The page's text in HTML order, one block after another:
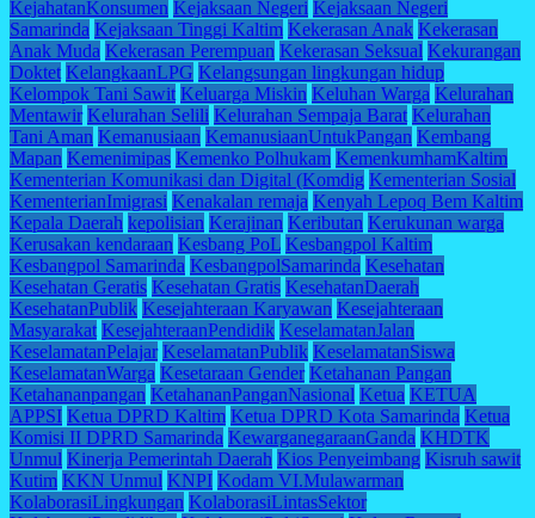
KejahatanKonsumen Kejaksaan Negeri Kejaksaan Negeri
Samarinda Kejaksaan Tinggi Kaltim Kekerasan Anak Kekerasan
Anak Muda Kekerasan Perempuan Kekerasan Seksual Kekurangan
Doktet KelangkaanLPG Kelangsungan lingkungan hidup
Kelompok Tani Sawit Keluarga Miskin Keluhan Warga Kelurahan
Mentawir Kelurahan Selili Kelurahan Sempaja Barat Kelurahan
Tani Aman Kemanusiaan KemanusiaanUntukPangan Kembang
Mapan Kemenimipas Kemenko Polhukam KemenkumhamKaltim
Kementerian Komunikasi dan Digital (Komdig Kementerian Sosial
KementerianImigrasi Kenakalan remaja Kenyah Lepoq Bem Kaltim
Kepala Daerah kepolisian Kerajinan Keributan Kerukunan warga
Kerusakan kendaraan Kesbang PoL Kesbangpol Kaltim
Kesbangpol Samarinda KesbangpolSamarinda Kesehatan
Kesehatan Geratis Kesehatan Gratis KesehatanDaerah
KesehatanPublik Kesejahteraan Karyawan Kesejahteraan
Masyarakat KesejahteraanPendidik KeselamatanJalan
KeselamatanPelajar KeselamatanPublik KeselamatanSiswa
KeselamatanWarga Kesetaraan Gender Ketahanan Pangan
Ketahananpangan KetahananPanganNasional Ketua KETUA
APPSI Ketua DPRD Kaltim Ketua DPRD Kota Samarinda Ketua
Komisi II DPRD Samarinda KewarganegaraanGanda KHDTK
Unmul Kinerja Pemerintah Daerah Kios Penyeimbang Kisruh sawit
Kutim KKN Unmul KNPI Kodam VI.Mulawarman
KolaborasiLingkungan KolaborasiLintasSektor